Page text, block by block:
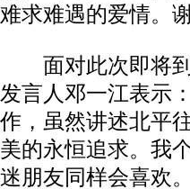
难求难遇的爱情。
面对此次即将到
发言人邓一江表示
作，虽然讲述北平
美的永恒追求。我
迷朋友同样会喜欢